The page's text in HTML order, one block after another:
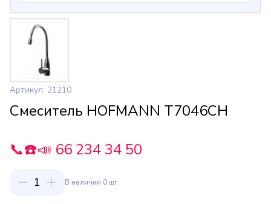
Артикул: 21210
Смеситель HOFMANN T7046CH
📞☎️📣 66 234 34 50
1 В наличии 0 шт